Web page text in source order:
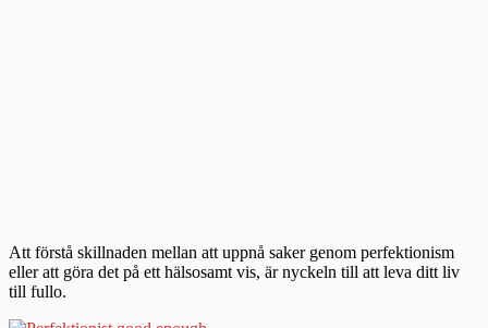
Att förstå skillnaden mellan att uppnå saker genom perfektionism
eller att göra det på ett hälsosamt vis, är nyckeln till att leva ditt liv
till fullo.